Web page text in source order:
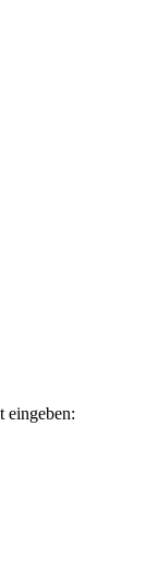
eingeben: